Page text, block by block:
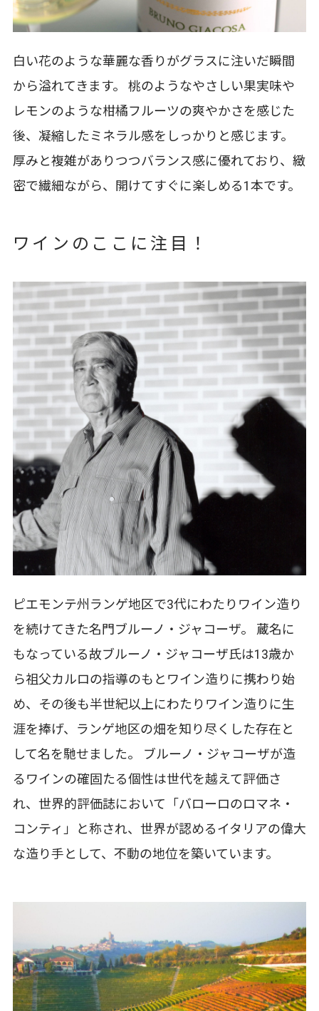
白い花のような華麗な香りがグラスに注いだ瞬間
から溢れてきます。 桃のようなやさしい果実味や
レモンのような柑橘フルーツの爽やかさを感じた
後、凝縮したミネラル感をしっかりと感じます。
厚みと複雑がありつつバランス感に優れており、緻
密で繊細ながら、開けてすぐに楽しめる1本です。
ワインのここに注目！
ピエモンテ州ランゲ地区で3代にわたりワイン造り
を続けてきた名門ブルーノ・ジャコーザ。 蔵名に
もなっている故ブルーノ・ジャコーザ氏は13歳か
ら祖父カルロの指導のもとワイン造りに携わり始
め、その後も半世紀以上にわたりワイン造りに生
涯を捧げ、ランゲ地区の畑を知り尽くした存在と
して名を馳せました。 ブルーノ・ジャコーザが造
るワインの確固たる個性は世代を越えて評価さ
れ、世界的評価誌において「バローロのロマネ・
コンティ」と称され、世界が認めるイタリアの偉大
な造り手として、不動の地位を築いています。